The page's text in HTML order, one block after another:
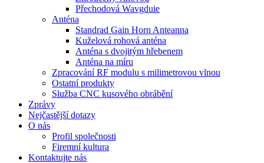
Přechodová Wavgduie
Anténa
Standrad Gain Horn Anteanna
Kuželová rohová anténa
Anténa s dvojitým hřebenem
Anténa na míru
Zpracování RF modulu s milimetrovou vlnou
Ostatní produkty
Služba CNC kusového obrábění
Zprávy
Nejčastější dotazy
O nás
Profil společnosti
Firemní kultura
Kontaktujte nás